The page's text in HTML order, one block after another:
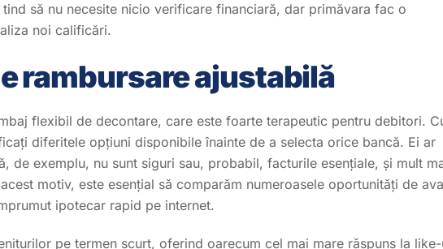
să nu necesite nicio verificare financiară, dar primăvara fac o
noi calificări.
rambursare ajustabilă
flexibil de decontare, care este foarte terapeutic pentru debitori.
diferitele opțiuni disponibile înainte de a selecta orice bancă. Ei ar
de exemplu, nu sunt siguri sau, probabil, facturile esențiale, și mult
motiv, este esențial să comparăm numeroasele oportunități de
ipotecar rapid pe internet.
pe termen scurt, oferind oarecum cel mai mare răspuns la